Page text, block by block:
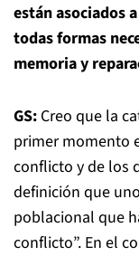
están asociados
todas formas
memoria y
GS: Creo que la
primer momento
conflicto y de los
definición que
poblacional que
conflicto”. En el